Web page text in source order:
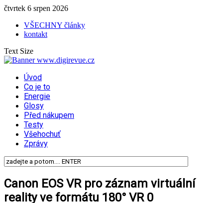
čtvrtek 6 srpen 2026
VŠECHNY články
kontakt
Text Size
Úvod
Co je to
Energie
Glosy
Před nákupem
Testy
Všehochuť
Zprávy
Canon EOS VR pro záznam virtuální
reality ve formátu 180° VR 0